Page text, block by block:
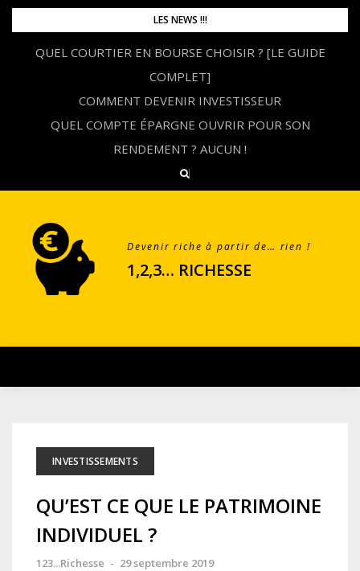
Skip
content
LES NEWS !!!
QUEL COURTIER EN BOURSE CHOISIR ? [LE GUIDE
COMPLET]
COMMENT DEVENIR INVESTISSEUR
QUEL COMPTE ÉPARGNE OUVRIR POUR SON
RENDEMENT ? AUCUN !
Devenir riche à partir de… rien !
1,2,3… RICHESSE
INVESTISSEMENTS
QU’EST CE QUE LE PATRIMOINE
INDIVIDUEL ?
123...Richesse - 29 septembre 2019